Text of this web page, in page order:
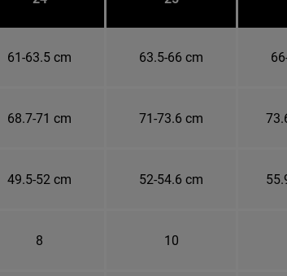
61-63.5 cm 63.5-66 cm
68.7-71 cm 71-73.6 cm
49.5-52 cm 52-54.6 cm
8 10